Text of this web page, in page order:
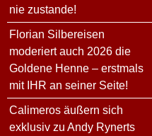
nie zustande!
Florian Silbereisen
moderiert auch 2026 die
Goldene Henne – erstmals
mit IHR an seiner Seite!
Calimeros äußern sich
exklusiv zu Andy Rynerts